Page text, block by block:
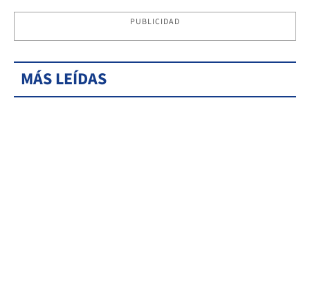
PUBLICIDAD
MÁS LEÍDAS